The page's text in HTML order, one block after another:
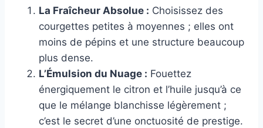
La Fraîcheur Absolue : Choisissez des
courgettes petites à moyennes ; elles ont
moins de pépins et une structure beaucoup
plus dense.
L’Émulsion du Nuage : Fouettez
énergiquement le citron et l’huile jusqu’à ce
que le mélange blanchisse légèrement ;
c’est le secret d’une onctuosité de prestige.